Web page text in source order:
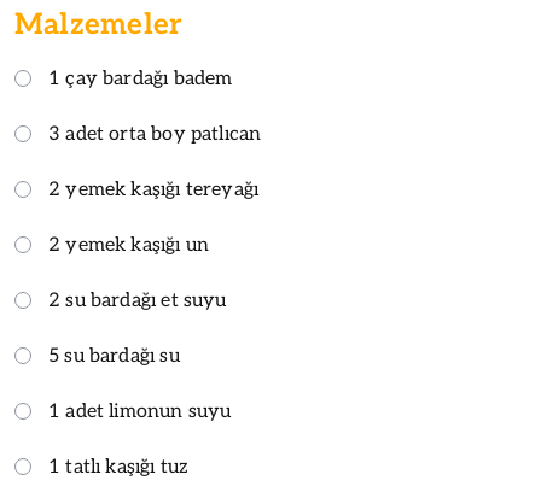
Malzemeler
1 çay bardağı badem
3 adet orta boy patlıcan
2 yemek kaşığı tereyağı
2 yemek kaşığı un
2 su bardağı et suyu
5 su bardağı su
1 adet limonun suyu
1 tatlı kaşığı tuz